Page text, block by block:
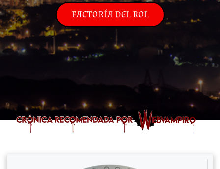
FACTORÍA DEL ROL